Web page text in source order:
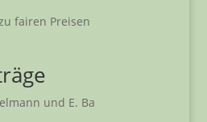
fairen Preisen
und E. Ba